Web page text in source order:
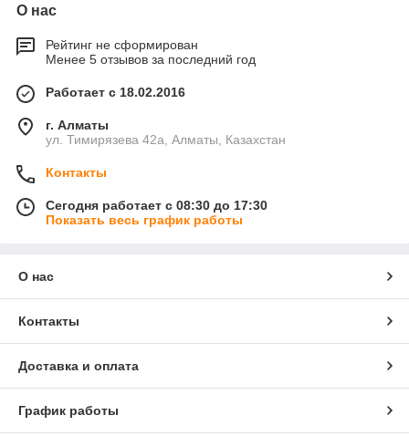
О нас
Рейтинг не сформирован
Менее 5 отзывов за последний год
Работает с 18.02.2016
г. Алматы
ул. Тимирязева 42а, Алматы, Казахстан
Контакты
Сегодня работает с 08:30 до 17:30
Показать весь график работы
О нас
Контакты
Доставка и оплата
График работы